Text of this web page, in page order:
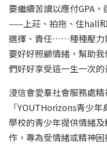
要繼續苦讀以應付GPA，
——上莊、拍拖、住hall
選擇、責任……種種壓力
要好好照顧情緒，幫助
們好好享受這一生一次的
浸信會愛羣社會服務處
「YOUTHorizons青少
學校的青少年提供情緒
作，專為受情緒或精神